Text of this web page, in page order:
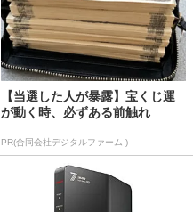
【当選した人が暴露】宝くじ運
が動く時、必ずある前触れ
PR(合同会社デジタルファーム )